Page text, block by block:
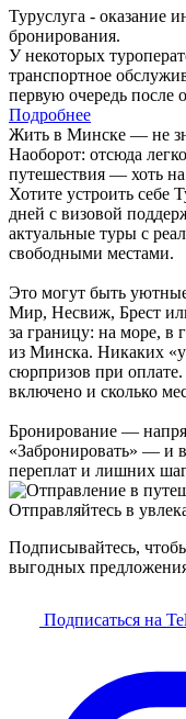
Туруслуга - оказание
бронирования.
У некоторых
транспортное
первую очередь после
Подробнее
Жить в Минске — не
Наоборот: отсюда
путешествия — хоть
Хотите устроить
дней с визовой
актуальные туры с
свободными местами.
Это могут быть
Мир, Несвиж, Брест
за границу: на море,
из Минска. Никаких
сюрпризов при оплате.
включено и сколько
Бронирование —
«Забронировать» — и
переплат и лишних
Отправляйтесь в
Подписывайтесь,
выгодных
Подписаться на